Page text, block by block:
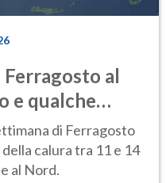
al
e qualche
di Ferragosto
calura tra 11 e 14
al Nord.